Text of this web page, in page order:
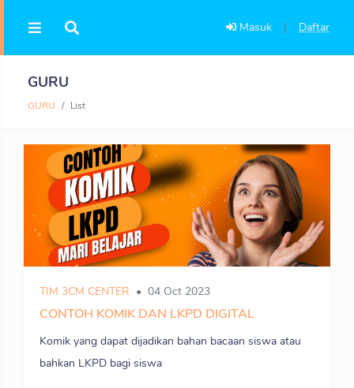
Masuk | Daftar
GURU
GURU List
TIM 3CM CENTER 04 Oct 2023
CONTOH KOMIK DAN LKPD DIGITAL
Komik yang dapat dijadikan bahan bacaan siswa atau
bahkan LKPD bagi siswa